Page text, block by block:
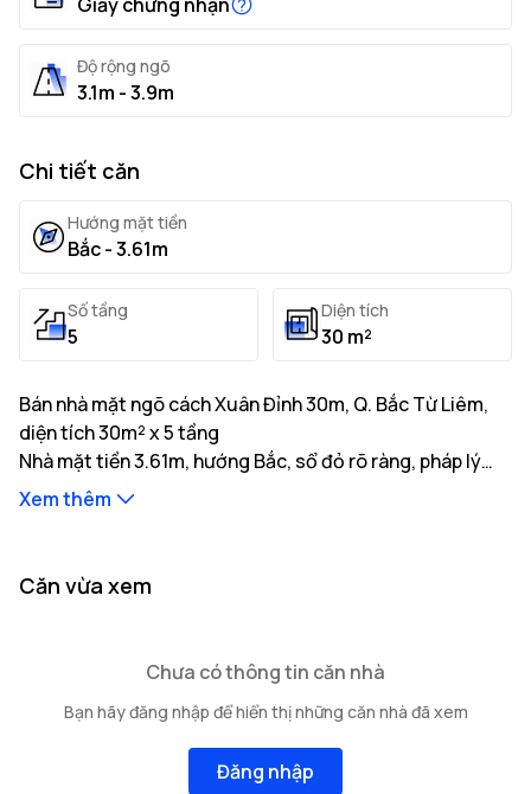
Độ rộng ngõ
3.1m - 3.9m
Chi tiết căn
Hướng mặt tiền
Bắc - 3.61m
Số tầng
5
Diện tích
30 m²
Bán nhà mặt ngõ cách Xuân Đỉnh 30m, Q. Bắc Từ Liêm,
diện tích 30m² x 5 tầng
Nhà mặt tiền 3.61m, hướng Bắc, sổ đỏ rõ ràng, pháp lý
minh bạch, giá tốt. Liên hệ gặp ngay chủ nhà.
xây dựng 150m²
Nhà mặt tiền 3.61m, hướng Bắc, độ rộng ngõ tiếp giáp
Vị trí nhà nằm tại tuyến đường Xuân Đỉnh với
nhiều trường học, bệnh viện và tiện ích xung quanh.
Xem thêm
Căn vừa xem
Chưa có thông tin căn nhà
Bạn hãy đăng nhập để hiển thị những căn nhà đã xem
Đăng nhập